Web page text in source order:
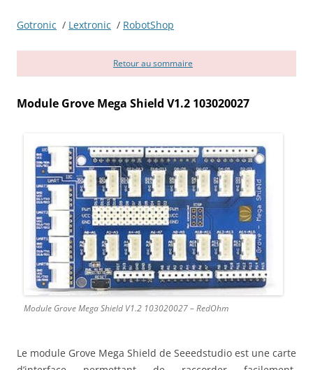
Gotronic / Lextronic / RobotShop
Retour au sommaire
Module Grove Mega Shield V1.2 103020027
Module Grove Mega Shield V1.2 103020027 – RedOhm
Le module Grove Mega Shield de Seeedstudio est une carte